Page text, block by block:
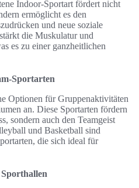
Indoor-Sportart fördert nicht
ermöglicht es den
und neue soziale
die Muskulatur und
es zu einer ganzheitlichen
Sportarten
Optionen für Gruppenaktivitäten
an. Diese Sportarten fördern
sondern auch den Teamgeist
und Basketball sind
die sich ideal für